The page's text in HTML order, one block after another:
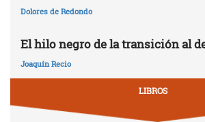
Dolores de Redondo
El hilo negro de la transición al
Joaquín Recio
LIBROS